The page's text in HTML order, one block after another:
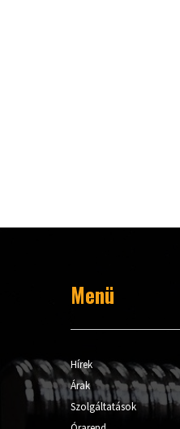
Menü
Hírek
Árak
Szolgáltatások